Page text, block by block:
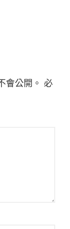
會公開。 必